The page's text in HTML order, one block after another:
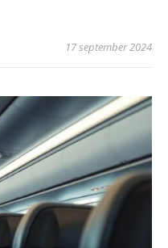
17 september 2024